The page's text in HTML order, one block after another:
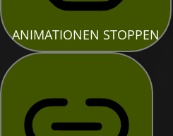
ANIMATIONEN STOPPEN